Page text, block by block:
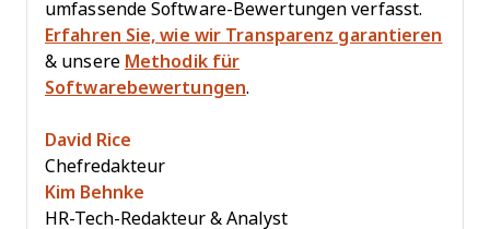
umfassende Software-Bewertungen verfasst.
Erfahren Sie, wie wir Transparenz garantieren
& unsere Methodik für
Softwarebewertungen.
David Rice
Chefredakteur
Kim Behnke
HR-Tech-Redakteur & Analyst